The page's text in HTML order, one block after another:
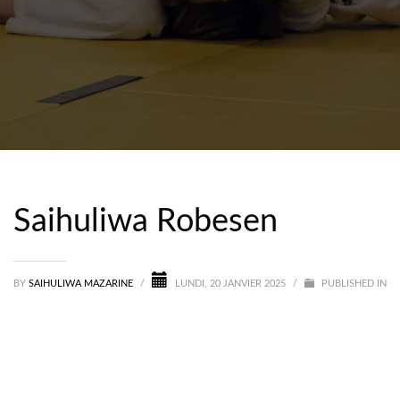
Saihuliwa Robesen
BY SAIHULIWA MAZARINE / LUNDI, 20 JANVIER 2025 / PUBLISHED IN